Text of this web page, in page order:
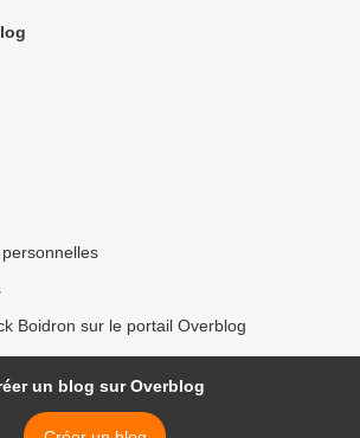
Boidron sur le portail Overblog
un blog sur Overblog